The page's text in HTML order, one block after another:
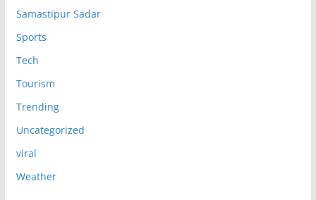
Samastipur Sadar
Sports
Tech
Tourism
Trending
Uncategorized
viral
Weather